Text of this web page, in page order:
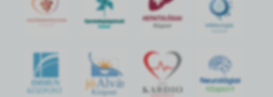
IMMUN
KÖZPONT
jó Alvás
Központ